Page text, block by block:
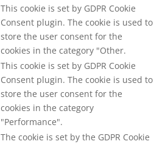
This cookie is set by GDPR Cookie
Consent plugin. The cookie is used to
store the user consent for the
cookies in the category "Other.
This cookie is set by GDPR Cookie
Consent plugin. The cookie is used to
store the user consent for the
cookies in the category
"Performance".
The cookie is set by the GDPR Cookie